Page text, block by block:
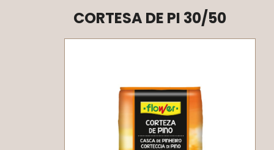
CORTESA DE PI 30/50